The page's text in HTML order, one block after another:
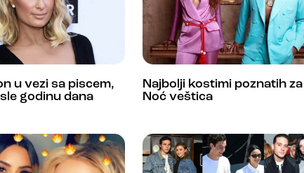
u vezi sa piscem,
godinu dana
Najbolji kostimi poznatih za
Noć veštica